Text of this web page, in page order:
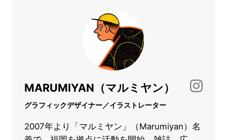
MARUMIYAN（マルミヤン）
グラフィックデザイナー／イラストレーター
2007年より「マルミヤン」（Marumiyan）名